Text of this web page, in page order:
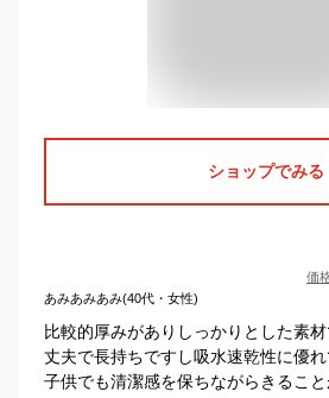
ショップでみる
価
あみあみあみ(40代・女性)
比較的厚みがありしっかりとした素
丈夫で長持ちですし吸水速乾性に優
子供でも清潔感を保ちながらきるこ